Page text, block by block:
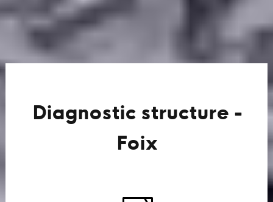
Diagnostic structure -
Foix